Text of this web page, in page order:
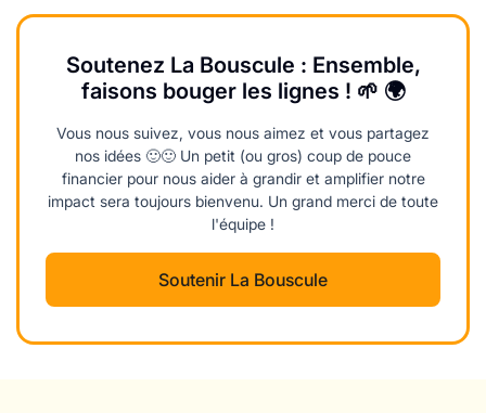
Soutenez La Bouscule : Ensemble,
faisons bouger les lignes ! 🌱 🌍
Vous nous suivez, vous nous aimez et vous partagez
nos idées 🙂🙂 Un petit (ou gros) coup de pouce
financier pour nous aider à grandir et amplifier notre
impact sera toujours bienvenu. Un grand merci de toute
l'équipe !
Soutenir La Bouscule